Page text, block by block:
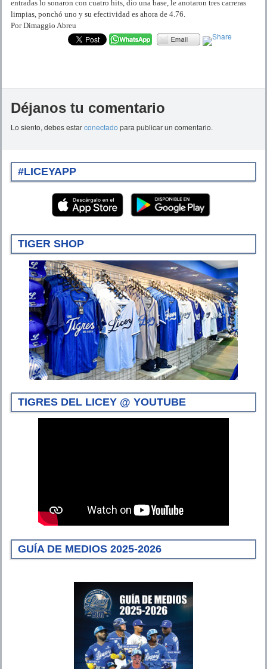
entradas lo sonaron con cuatro hits, dio una base, le anotaron tres carreras
limpias, ponchó uno y su efectividad es ahora de 4.76.
Por Dimaggio Abreu
Déjanos tu comentario
Lo siento, debes estarconectado para publicar un comentario.
#LICEYAPP
TIGER SHOP
TIGRES DEL LICEY @ YOUTUBE
GUÍA DE MEDIOS 2025-2026